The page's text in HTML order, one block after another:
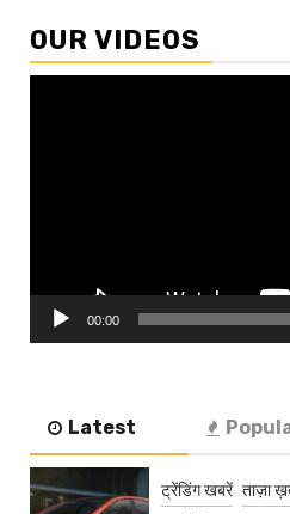
OUR VIDEOS
00:00
Latest
ट्रेंडिंग खबरें ताज़ा